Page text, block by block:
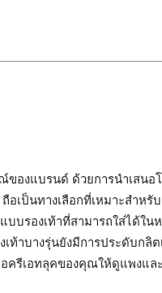
ของแบรนด์ ด้วยการนำเสนอ
อเป็นทางเลือกที่เหมาะสำหรั
บรองเท้าที่สามารถใส่ได้ใน
ท้าบางรุ่นยังมีการประดับกลิต
อครีเอทลุคของคุณให้ดูแพงแล